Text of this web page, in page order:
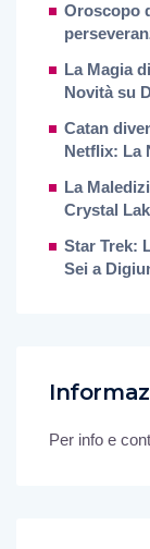
Oroscopo
La Magia
Novità su
Catan
Netflix: La
La
Crystal
Star Trek:
Sei a
Per info e